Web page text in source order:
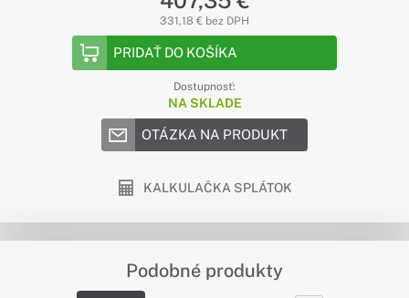
331,18 € bez DPH
PRIDAŤ DO KOŠÍKA
Dostupnosť:
NA SKLADE
OTÁZKA NA PRODUKT
KALKULAČKA SPLÁTOK
Podobné produkty